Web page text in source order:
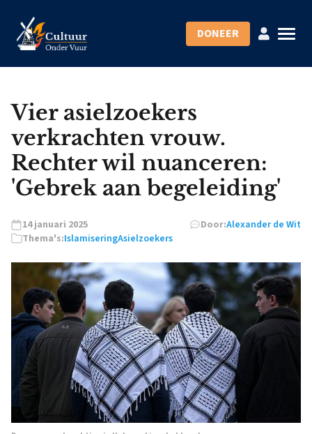
DONEER
Vier asielzoekers
verkrachten vrouw.
Rechter wil nuanceren:
'Gebrek aan begeleiding'
14 januari 2025 Door:Alexander de Wit
Thema's:IslamiseringAsielzoekers